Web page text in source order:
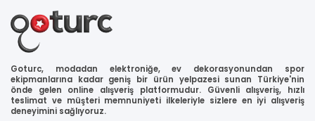
Goturc, modadan elektroniğe, ev dekorasyonundan spor
ekipmanlarına kadar geniş bir ürün yelpazesi sunan Türkiye'nin
önde gelen online alışveriş platformudur. Güvenli alışveriş, hızlı
teslimat ve müşteri memnuniyeti ilkeleriyle sizlere en iyi alışveriş
deneyimini sağlıyoruz.